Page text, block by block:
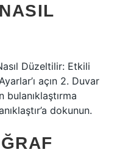
Düzeltilir: Etkili
açın 2. Duvar
bulanıklaştırma
dokunun.